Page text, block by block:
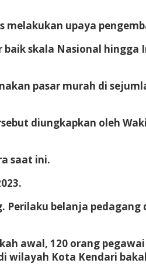
upaya
skala Nasional hingga
pasar murah di
diungkapkan oleh
saat ini.
Perilaku belanja pedagang
awal, 120 orang
Kota Kendari